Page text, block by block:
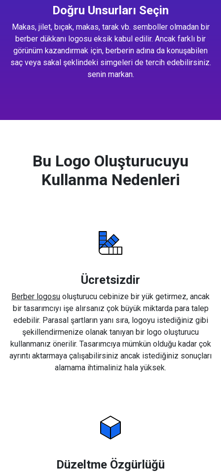
Doğru Unsurları Seçin
Makas, jilet, bıçak, makas, tarak vb. semboller olmadan bir
berber dükkanı logosu eksik kabul edilir. Ancak farklı bir
görünüm kazandırmak için, berberin adına da konuşabilen
saç veya sakal şeklindeki simgeleri de tercih edebilirsiniz.
senin markan.
Bu Logo Oluşturucuyu
Kullanma Nedenleri
Ücretsizdir
Berber logosu oluşturucu cebinize bir yük getirmez, ancak
bir tasarımcıyı işe alırsanız çok büyük miktarda para talep
edebilir. Parasal şartların yanı sıra, logoyu istediğiniz gibi
şekillendirmenize olanak tanıyan bir logo oluşturucu
kullanmanız önerilir. Tasarımcıya mümkün olduğu kadar çok
ayrıntı aktarmaya çalışabilirsiniz ancak istediğiniz sonuçları
alamama ihtimaliniz hala yüksek.
Düzeltme Özgürlüğü